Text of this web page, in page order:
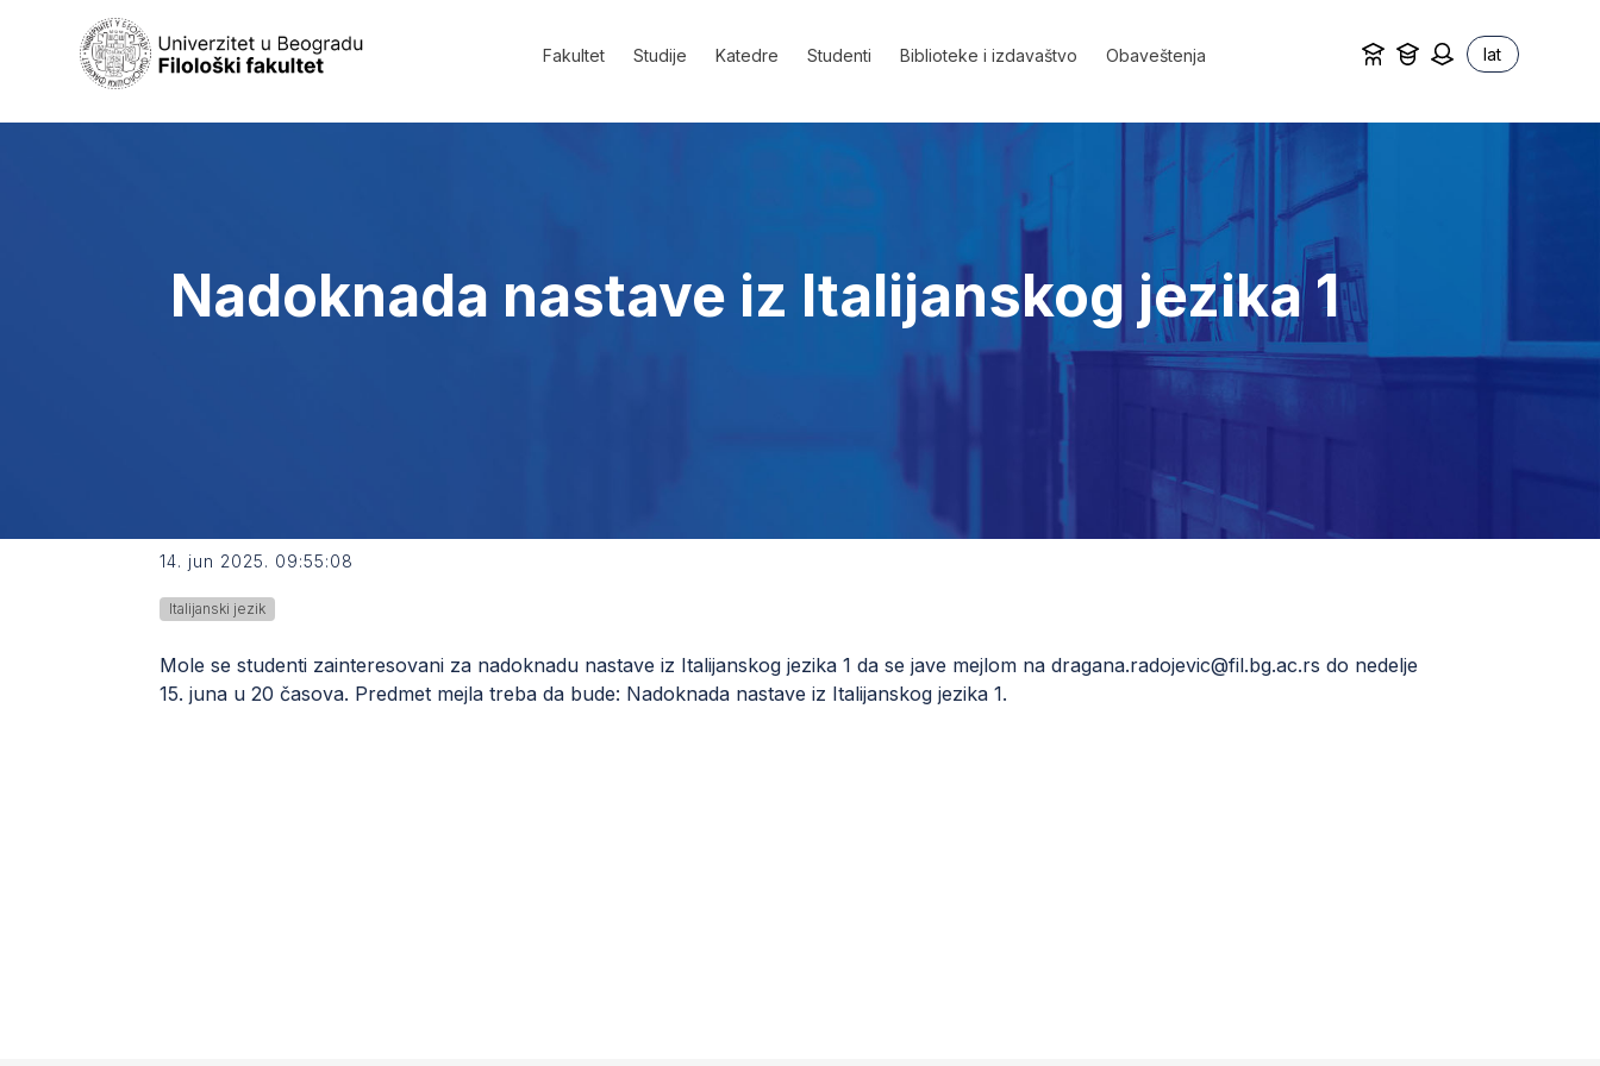
Fakultet Studije Katedre Studenti Biblioteke i izdavaštvo Obaveštenja lat
Nadoknada nastave iz Italijanskog jezika 1
14. jun 2025. 09:55:08
Italijanski jezik
Mole se studenti zainteresovani za nadoknadu nastave iz Italijanskog jezika 1 da se jave mejlom nadragana.radojevic@fil.bg.ac.rs do nedelje
15. juna u 20 časova. Predmet mejla treba da bude: Nadoknada nastave iz Italijanskog jezika 1.